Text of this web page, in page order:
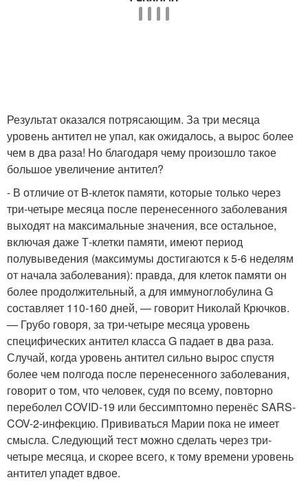
Результат оказался потрясающим. За три месяца
уровень антител не упал, как ожидалось, а вырос более
чем в два раза! Но благодаря чему произошло такое
большое увеличение антител?
- В отличие от B-клеток памяти, которые только через
три-четыре месяца после перенесенного заболевания
выходят на максимальные значения, все остальное,
включая даже Т-клетки памяти, имеют период
полувыведения (максимумы достигаются к 5-6 неделям
от начала заболевания): правда, для клеток памяти он
более продолжительный, а для иммуноглобулина G
составляет 110-160 дней, — говорит Николай Крючков.
— Грубо говоря, за три-четыре месяца уровень
специфических антител класса G падает в два раза.
Случай, когда уровень антител сильно вырос спустя
более чем полгода после перенесенного заболевания,
говорит о том, что человек, судя по всему, повторно
переболел COVID-19 или бессимптомно перенёс SARS-
COV-2-инфекцию. Прививаться Марии пока не имеет
смысла. Следующий тест можно сделать через три-
четыре месяца, и скорее всего, к тому времени уровень
антител упадет вдвое.